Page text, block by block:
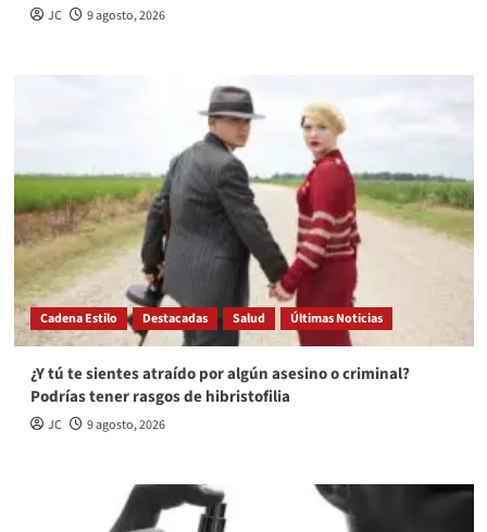
JC 9 agosto, 2026
Cadena Estilo Destacadas Salud Últimas Noticias
¿Y tú te sientes atraído por algún asesino o criminal?
Podrías tener rasgos de hibristofilia
JC 9 agosto, 2026